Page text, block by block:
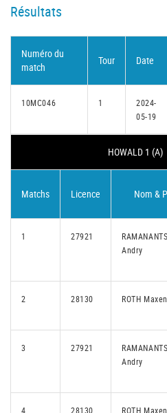
Résultats
Numéro du
match
Tour Date
10MC046 1
2024-
05-19
HOWALD 1 (A)
Matchs Licence Nom &
1 27921
Andry
2 28130 ROTH
3 27921
Andry
4 28130 ROTH